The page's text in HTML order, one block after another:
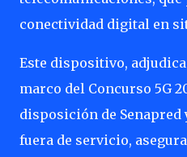
conectividad digital en
Este dispositivo,
marco del Concurso 5G
disposición de Senapred
fuera de servicio,